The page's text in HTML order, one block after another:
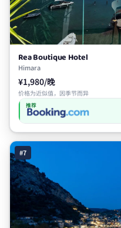
Rea Boutique Hotel
Himara
¥1,980/晚
价格为近似值，因季节而异
推荐
#7